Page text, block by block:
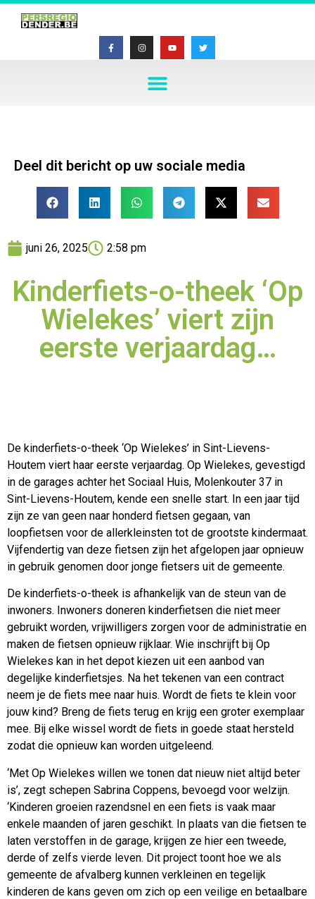
Deel dit bericht op uw sociale media
juni 26, 2025 2:58 pm
Kinderfiets-o-theek ‘Op
Wielekes’ viert zijn
eerste verjaardag…
De kinderfiets-o-theek ‘Op Wielekes’ in Sint-Lievens-
Houtem viert haar eerste verjaardag. Op Wielekes, gevestigd
in de garages achter het Sociaal Huis, Molenkouter 37 in
Sint-Lievens-Houtem, kende een snelle start. In een jaar tijd
zijn ze van geen naar honderd fietsen gegaan, van
loopfietsen voor de allerkleinsten tot de grootste kindermaat.
Vijfendertig van deze fietsen zijn het afgelopen jaar opnieuw
in gebruik genomen door jonge fietsers uit de gemeente.
De kinderfiets-o-theek is afhankelijk van de steun van de
inwoners. Inwoners doneren kinderfietsen die niet meer
gebruikt worden, vrijwilligers zorgen voor de administratie en
maken de fietsen opnieuw rijklaar. Wie inschrijft bij Op
Wielekes kan in het depot kiezen uit een aanbod van
degelijke kinderfietsjes. Na het tekenen van een contract
neem je de fiets mee naar huis. Wordt de fiets te klein voor
jouw kind? Breng de fiets terug en krijg een groter exemplaar
mee. Bij elke wissel wordt de fiets in goede staat hersteld
zodat die opnieuw kan worden uitgeleend.
‘Met Op Wielekes willen we tonen dat nieuw niet altijd beter
is’, zegt schepen Sabrina Coppens, bevoegd voor welzijn.
‘Kinderen groeien razendsnel en een fiets is vaak maar
enkele maanden of jaren geschikt. In plaats van die fietsen te
laten verstoffen in de garage, krijgen ze hier een tweede,
derde of zelfs vierde leven. Dit project toont hoe we als
gemeente de afvalberg kunnen verkleinen en tegelijk
kinderen de kans geven om zich op een veilige en betaalbare